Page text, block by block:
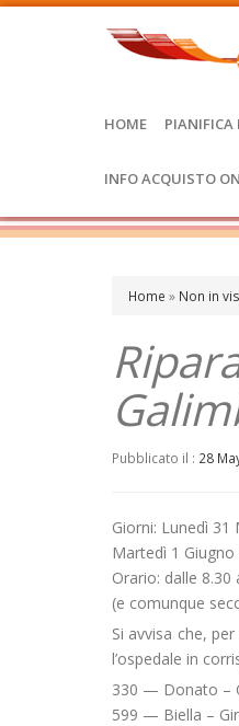
HOME PIANIFICA
INFO ACQUISTO
Home » Non in
Pubblicato il : 28
Giorni: Lunedì 31
Martedì 1 Giugno
Orario: dalle 8.30
(e comunque
Si avvisa che,
l’ospedale in
330 — Donato –
599 — Biella –